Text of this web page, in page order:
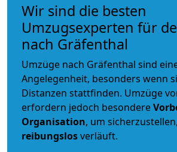
Wir sind die besten
Umzugsexperten für
nach Gräfenthal
Umzüge nach Gräfenthal sind
Angelegenheit, besonders wenn
Distanzen stattfinden. Umzüge
erfordern jedoch besondere
Organisation, um
reibungslosverläuft.